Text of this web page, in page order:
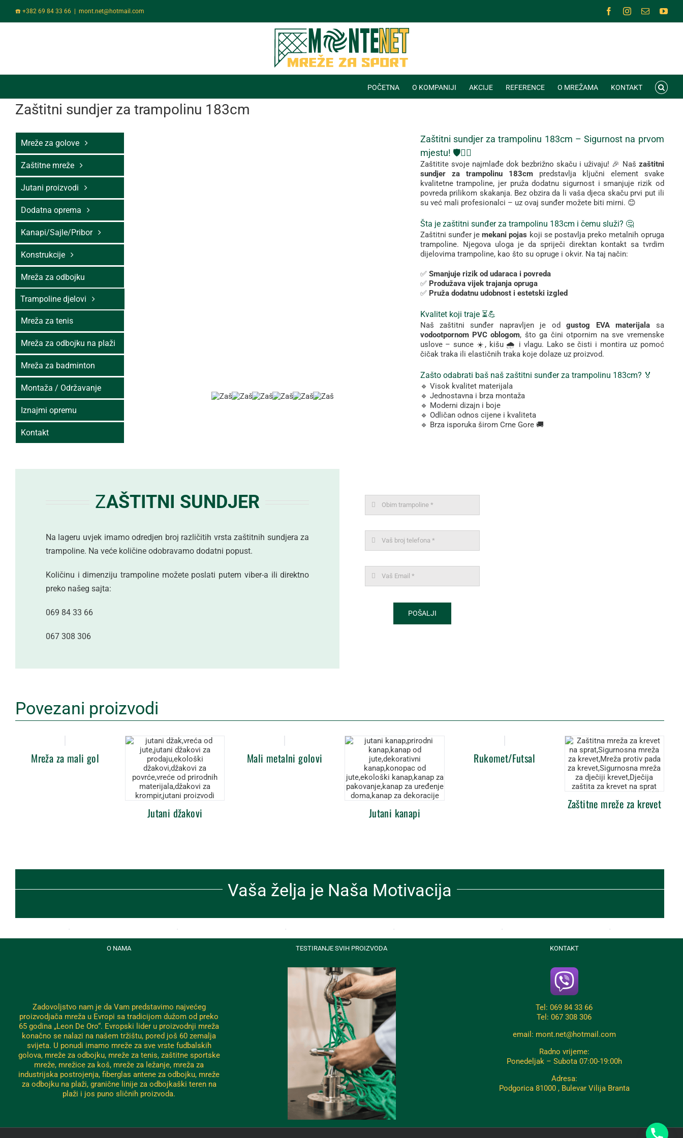
content
☎️ +382 69 84 33 66 mont.net@hotmail.com FacebookInstagram
Email
POČETNA O KOMPANIJI AKCIJE REFERENCE O MREŽAMA KONTAKT
Zaštitni sundjer za trampolinu 183cm
Mreže za golove
Zaštitne mreže
Jutani proizvodi
Dodatna oprema
Kanapi/Sajle/Pribor
Konstrukcije
Mreža za odbojku
Trampoline djelovi
Mreža za tenis
Mreža za odbojku na plaži
Mreža za badminton
Montaža / Održavanje
Iznajmi opremu
Kontakt
Zaštitni sundjerzatrampolinu 183cm –Sigurnost na prvom
mjestu! 🛡️🤸‍♂️
Zaštitite svoje najmlađe dok bezbrižno skaču i uživaju! 🎉 Naš zaštitni
sundjer za trampolinu 183cm predstavlja ključni element svake
kvalitetnetrampoline, jer pružadodatnu sigurnost ismanjuje rizik od
povreda prilikom skakanja. Bez obzirada li vašadjeca skaču prvi put ili
su već mali profesionalci – uz ovaj sunđer možete biti mirni. 😊
Šta je zaštitni sunđer za trampolinu 183cm i čemu služi? 🤔
Zaštitni sunđer jemekanipojas koji se postavlja preko metalnih opruga
trampoline. Njegova uloga je da spriječi direktan kontakt sa tvrdim
dijelovima trampoline, kao što su opruge i okvir. Na taj način:
✅ Smanjuje rizik od udaraca i povreda
✅ Produžava vijek trajanja opruga
✅ Pruža dodatnu udobnost i estetski izgled
Kvalitet koji traje ⏳💪
Naš zaštitnisunđer napravljen je odgustog EVAmaterijala
sa
vodootpornom PVCoblogom, štoga činiotpornim nasve vremenske
uslove –sunce ☀️, kišu 🌧️ i vlagu. Lako sečisti i montira uz pomoć
čičak traka ili elastičnih traka koje dolaze uz proizvod.
Zašto odabrati baš naš zaštitni sunđer za trampolinu 183cm? 🏅
🔹 Visok kvalitet materijala
🔹 Jednostavna i brza montaža
🔹 Moderni dizajn i boje
🔹 Odličan odnos cijene i kvaliteta
🔹 Brza isporuka širom Crne Gore 🚚
ZAŠTITNI SUNDJER
Na lageru uvjek imamo odredjen broj različitih vrsta zaštitnih sundjera za
trampoline. Na veće količine odobravamo dodatni popust.
Količinu i dimenziju trampoline možete poslati putem viber-a ili direktno
preko našeg sajta:
069 84 33 66
067 308 306
POŠALJI
Povezani proizvodi
Mreža za mali gol
Jutani džakovi
Mali metalni golovi
Jutani kanapi
Rukomet/Futsal
Zaštitne mreže za krevet
Vaša želja je Naša Motivacija
O NAMA
Zadovoljstvo nam je da Vam predstavimo najvećeg
proizvodjača mreža u Evropi sa tradicijom dužom od preko
65 godina „Leon De Oro“. Evropski lider u proizvodnji mreža
konačno se nalazi na našem tržištu, pored još 60 zemalja
svijeta. U ponudi imamo mreže za sve vrste fudbalskih
golova, mreže za odbojku, mreže za tenis, zaštitne sportske
mreže, mrežice za koš, mreže za ležanje, mreža za
industrijska postrojenja, fiberglas antene za odbojku, mreže
za odbojku na plaži, granične linije za odbojkaški teren na
plaži i jos puno sličnih proizvoda.
TESTIRANJE SVIH PROIZVODA KONTAKT
Tel: 069 84 33 66
Tel: 067 308 306
email: mont.net@hotmail.com
Radno vrijeme:
Ponedeljak – Subota 07:00-19:00h
Adresa:
Podgorica 81000 , Bulevar Vilija Branta